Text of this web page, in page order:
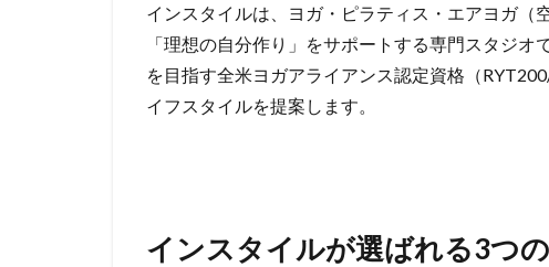
オ
「イ
ンス
タイ
ス
インスタイルは、ヨガ・ピラティス・エアヨガ（
「理想の自分作り」をサポートする専門スタジ
を目指す全米ヨガアライアンス認定資格（
イフスタイルを提案します。
インスタイルが選ばれる3つ